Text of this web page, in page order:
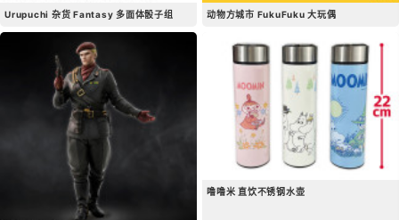
Urupuchi 杂货 Fantasy 多面体骰子组 动物方城市 FukuFuku 大玩偶
噜噜米 直饮不锈钢水壶